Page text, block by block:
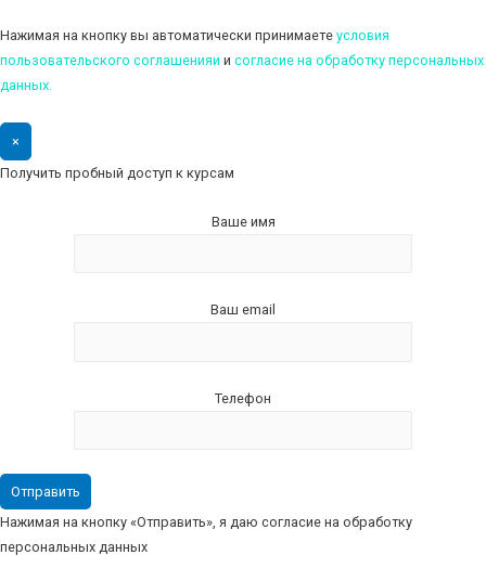
Нажимая на кнопку вы автоматически принимаете условия
пользовательского соглашенияи и cогласие на обработку персональных
данных.
×
Получить пробный доступ к курсам
Ваше имя
Ваш email
Телефон
Нажимая на кнопку «Отправить», я даю согласие на обработку
персональных данных